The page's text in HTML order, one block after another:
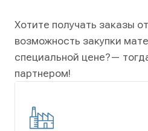
Хотите получать заказы
возможность закупки
специальной цене?—
партнером!